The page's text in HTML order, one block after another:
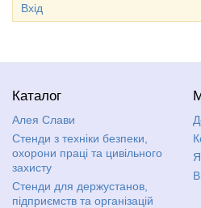
Вхід
Каталог
Алея Слави
Стенди з техніки безпеки,
охорони праці та цивільного
захисту
Стенди для держустанов,
підприємств та організацій